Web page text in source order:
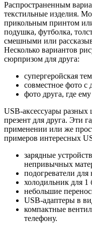
Распространенным
текстильные изделия.
прикольным принтом
подушка, футболка,
смешными или
Несколько вариантов
сюрпризом для друга:
супергеройская
совместное фото с
фото друга, где
USB-аксессуары
презент для друга. Эти
применении или же
примеров интересных
зарядные
непривычных
подогреватели
холодильник для 1
небольшие
USB-адаптеры в
компактные
телефону.